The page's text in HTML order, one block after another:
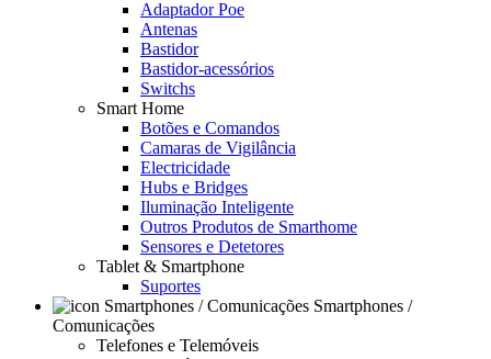
Adaptador Poe
Antenas
Bastidor
Bastidor-acessórios
Switchs
Smart Home
Botões e Comandos
Camaras de Vigilância
Electricidade
Hubs e Bridges
Iluminação Inteligente
Outros Produtos de Smarthome
Sensores e Detetores
Tablet & Smartphone
Suportes
Smartphones /
Comunicações
Telefones e Telemóveis